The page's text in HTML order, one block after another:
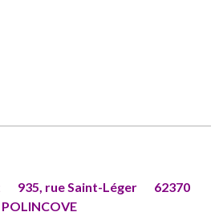
935, rue Saint-Léger
62370
POLINCOVE